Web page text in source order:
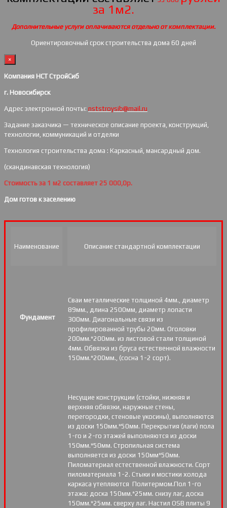
за 1м2.
Дополнительные услуги оплачиваются отдельно от комплектации.
Ориентировочный срок строительства дома 60 дней
×
Компания НСТ СтройСиб
г. Новосибирск
Адрес электронной почты: nststroysib@mail.ru
Задание заказчика — техническое описание проекта, конструкций,
технологии, коммуникаций и отделки
Технология строительства дома : Каркасный, мансардный дом.
(скандинавская технология)
Стоимость за 1 м2 составляет 25 000,0р.
Дом готов к заселению
Наименование Описание стандартной комплектации
Фундамент
Сваи металлические толщиной 4мм., диаметр
89мм., длина 2500мм, диаметр лопасти
300мм. Диагональные связи из
профилированной трубы 20мм. Оголовки
200мм.*200мм. из листовой стали толщиной
4мм. Обвязка из бруса естественной влажности
150мм.*200мм., (сосна 1-2 сорт).
Несущие конструкции (стойки, нижняя и
верхняя обвязки, наружные стены,
перегородки, стеновые укосины), выполняются
из доски 150мм.*50мм. Перекрытия (лаги) пола
1-го и 2-го этажей выполняются из доски
150мм.*50мм. Стропильная система
выполняется из доски 150мм*50мм.
Пиломатериал естественной влажности. Сорт
пиломатериала 1-2. Стыки и мостики холода
каркаса утепляются Политермом.Пол 1-го
этажа: доска 150мм.*25мм. снизу лаг, доска
150мм.*25мм. сверху лаг. Настил OSB плиты 9